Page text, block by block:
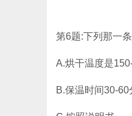
第6题:下列那一
A.烘干温度是
B.保温时间30-60